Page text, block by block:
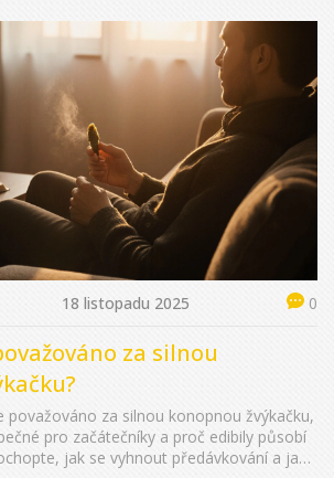
18 listopadu 2025 0
za silnou
považováno za silnou konopnou žvýkačku,
pro začátečníky a proč edibily působí
jak se vyhnout předávkování a jak